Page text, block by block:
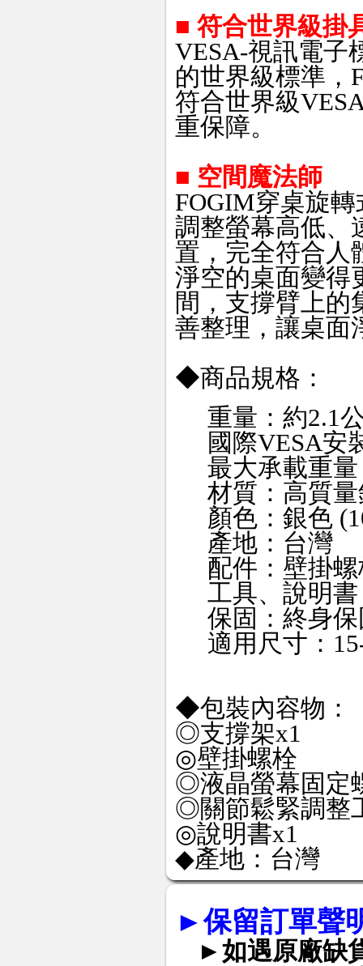
■ 符合世界級掛
VESA-視訊電子
的世界級標準，
符合世界級
重保障。
■ 空間魔法師
FOGIM穿桌旋
調整螢幕高低、
置，完全符合人
淨空的桌面變得
間，支撐臂上的
善整理，讓桌面
◆商品規格：
重量：約2.1
國際VESA安
最大承載重
材質：高質
顏色：銀色
產地：台灣
配件：壁掛
工具、說明書
保固：終身
適用尺寸：
◆包裝內容物：
◎支撐架x1
◎壁掛螺栓
◎液晶螢幕固定
◎關節鬆緊調整
◎說明書x1
◆產地：台灣
►保留訂單聲
►如遇原廠缺